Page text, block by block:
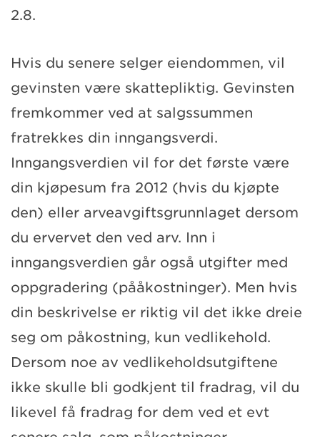
2.8.
Hvis du senere selger eiendommen, vil
gevinsten være skattepliktig. Gevinsten
fremkommer ved at salgssummen
fratrekkes din inngangsverdi.
Inngangsverdien vil for det første være
din kjøpesum fra 2012 (hvis du kjøpte
den) eller arveavgiftsgrunnlaget dersom
du ervervet den ved arv. Inn i
inngangsverdien går også utgifter med
oppgradering (pååkostninger). Men hvis
din beskrivelse er riktig vil det ikke dreie
seg om påkostning, kun vedlikehold.
Dersom noe av vedlikeholdsutgiftene
ikke skulle bli godkjent til fradrag, vil du
likevel få fradrag for dem ved et evt